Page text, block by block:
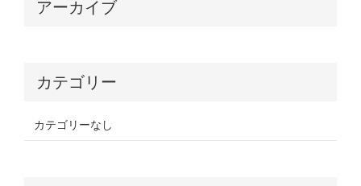
アーカイブ
カテゴリー
カテゴリーなし